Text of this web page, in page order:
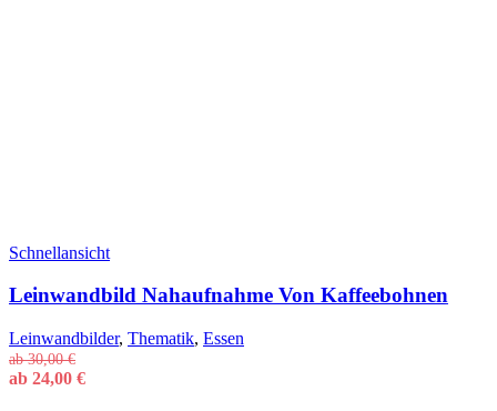
Schnellansicht
Leinwandbild Nahaufnahme Von Kaffeebohnen
Leinwandbilder, Thematik, Essen
ab30,00€
ab 24,00 €